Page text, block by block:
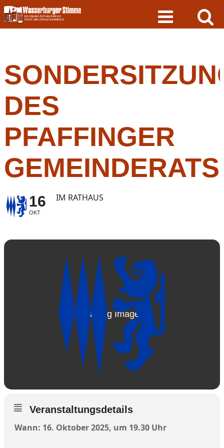
Skip
to
content
DES
PFAFFINGER
GEMEINDERATS
16
OKT
IM RATHAUS
Veranstaltungsdetails
Wann: 16. Oktober 2025, um 19.30 Uhr